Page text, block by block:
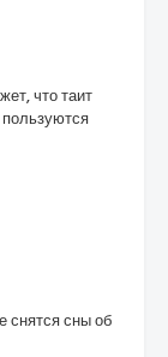
что таит
снятся сны об